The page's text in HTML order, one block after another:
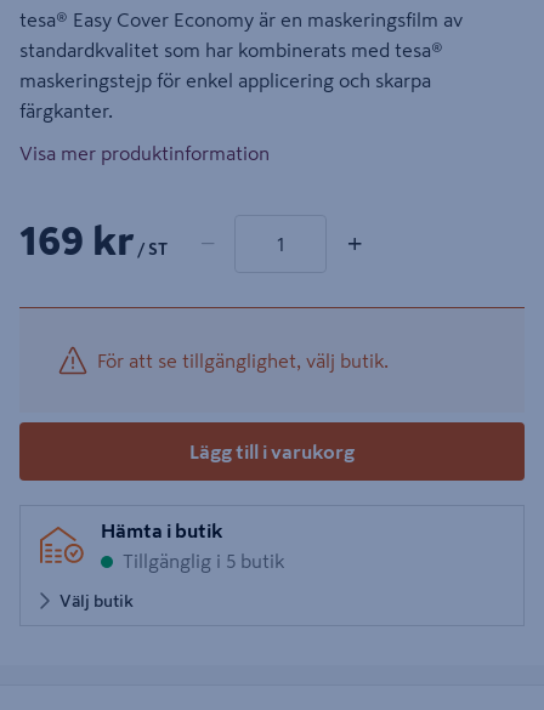
tesa® Easy Cover Economy är en maskeringsfilm av
standardkvalitet som har kombinerats med tesa®
maskeringstejp för enkel applicering och skarpa
färgkanter.
Visa mer produktinformation
169 kr / ST − +
För att se tillgänglighet, välj butik.
Lägg till i varukorg
Hämta i butik
Tillgänglig i 5 butik
Välj butik